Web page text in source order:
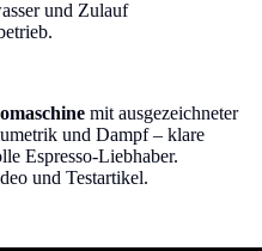
und Zulauf
mit ausgezeichneter
und Dampf – klare
Espresso-Liebhaber.
und Testartikel.